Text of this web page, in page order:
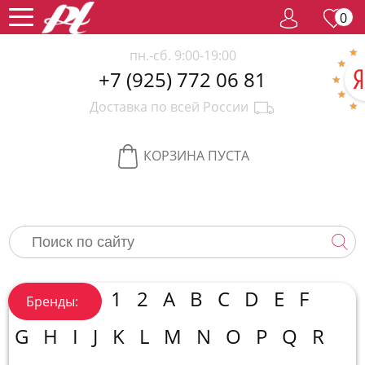
0
пн.-сб. 9:00-19:00
+7 (925) 772 06 81
Доставка по всей России
КОРЗИНА ПУСТА
Бренды: 1 2 A B C D E
F
G
H I J K L M N O P Q
R
Женский
парфюм
Мужской
парфюм
Селективный
косметика
Новинки
Хиты
продаж
Спецпредложение